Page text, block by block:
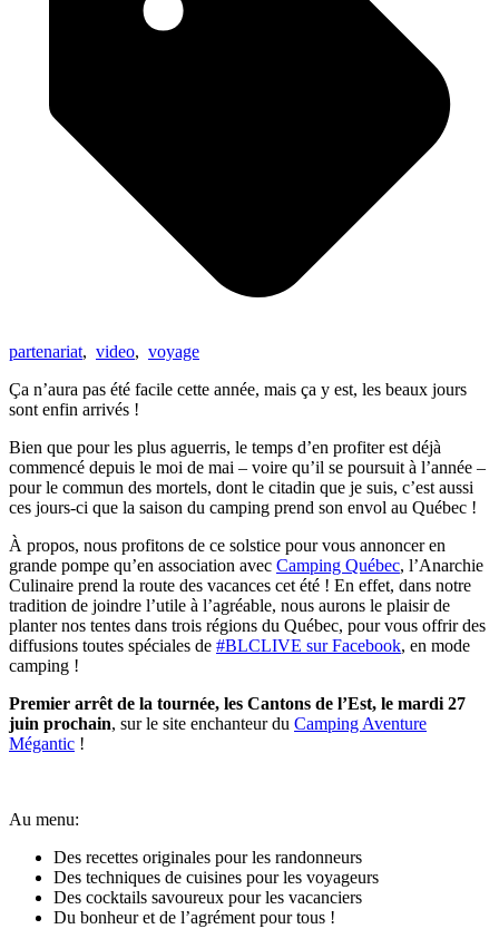
partenariat, video, voyage
Ça n’aura pas été facile cette année, mais ça y est, les beaux jours
sont enfin arrivés !
Bien que pour les plus aguerris, le temps d’en profiter est déjà
commencé depuis le moi de mai – voire qu’il se poursuit à l’année –
pour le commun des mortels, dont le citadin que je suis, c’est aussi
ces jours-ci que la saison du camping prend son envol au Québec !
À propos, nous profitons de ce solstice pour vous annoncer en
grande pompe qu’en association avec Camping Québec, l’Anarchie
Culinaire prend la route des vacances cet été ! En effet, dans notre
tradition de joindre l’utile à l’agréable, nous aurons le plaisir de
planter nos tentes dans trois régions du Québec, pour vous offrir des
diffusions toutes spéciales de #BLCLIVE sur Facebook, en mode
camping !
Premier arrêt de la tournée, les Cantons de l’Est, le mardi 27
juin prochain, sur le site enchanteur du Camping Aventure
Mégantic !
Au menu:
Des recettes originales pour les randonneurs
Des techniques de cuisines pour les voyageurs
Des cocktails savoureux pour les vacanciers
Du bonheur et de l’agrément pour tous !